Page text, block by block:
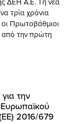
τρία χρόνια
Πρωτοβάθμιοι
από την πρώτη
την
Ευρωπαϊκού
2016/679